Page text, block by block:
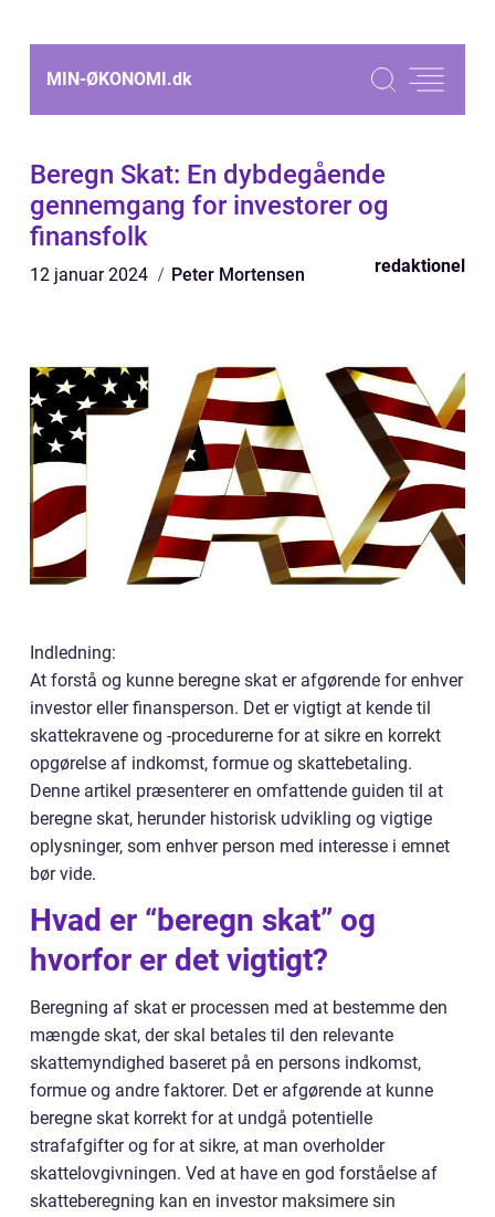
MIN-ØKONOMI.dk
Beregn Skat: En dybdegående
gennemgang for investorer og
finansfolk
12 januar 2024 Peter Mortensen redaktionel
Indledning:
At forstå og kunne beregne skat er afgørende for enhver
investor eller finansperson. Det er vigtigt at kende til
skattekravene og -procedurerne for at sikre en korrekt
opgørelse af indkomst, formue og skattebetaling.
Denne artikel præsenterer en omfattende guiden til at
beregne skat, herunder historisk udvikling og vigtige
oplysninger, som enhver person med interesse i emnet
bør vide.
Hvad er “beregn skat” og
hvorfor er det vigtigt?
Beregning af skat er processen med at bestemme den
mængde skat, der skal betales til den relevante
skattemyndighed baseret på en persons indkomst,
formue og andre faktorer. Det er afgørende at kunne
beregne skat korrekt for at undgå potentielle
strafafgifter og for at sikre, at man overholder
skattelovgivningen. Ved at have en god forståelse af
skatteberegning kan en investor maksimere sin